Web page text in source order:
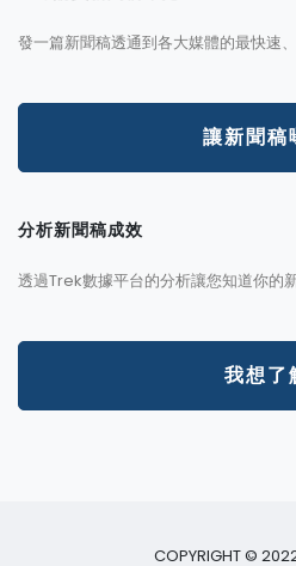
發一篇新聞稿透通到各大媒體的最快速
讓新聞稿
分析新聞稿成效
透過Trek數據平台的分析讓您知道你的
我想了
COPYRIGHT ©